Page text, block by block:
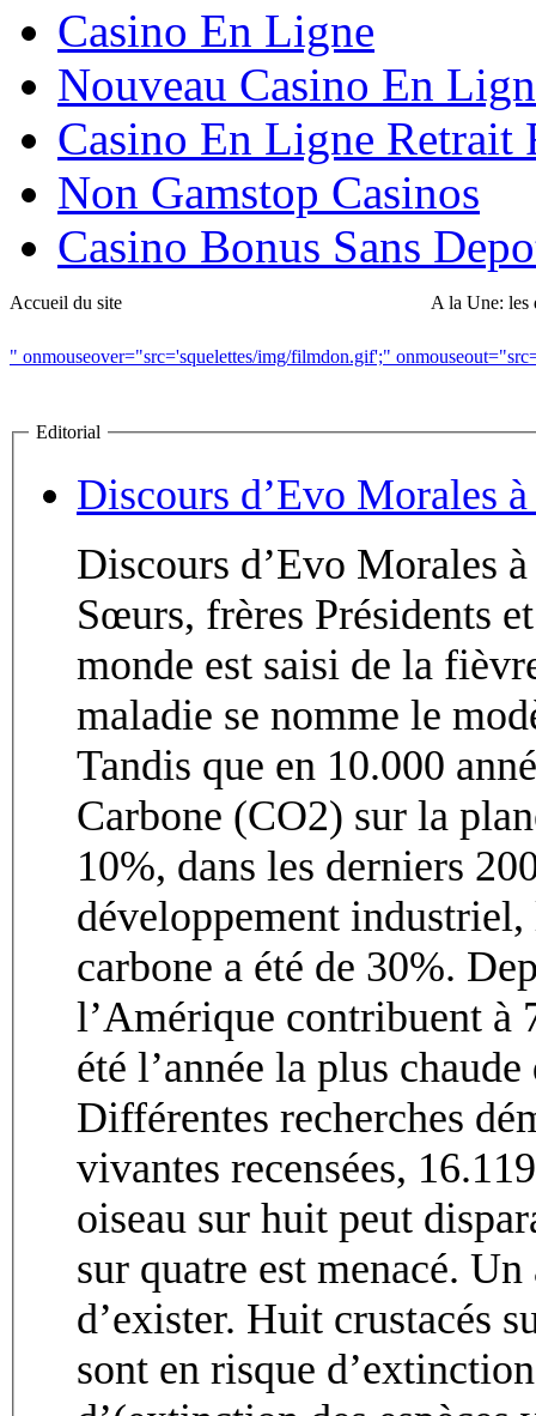
Casino En Ligne
Nouveau Casino En
Casino En Ligne Retrait
Non Gamstop Casinos
Casino Bonus Sans
Accueil du site A la Une: les
" onmouseover="src='squelettes/img/filmdon.gif';"
Editorial
Discours d’Evo Morales
Discours d’Evo Morales
Sœurs, frères Présidents
monde est saisi de la
maladie se nomme le
Tandis que en 10.000
Carbone (CO2) sur la
10%, dans les derniers
développement industriel,
carbone a été de 30%.
l’Amérique contribuent à
été l’année la plus
Différentes recherches
vivantes recensées,
oiseau sur huit peut
sur quatre est menacé.
d’exister. Huit crustacés
sont en risque